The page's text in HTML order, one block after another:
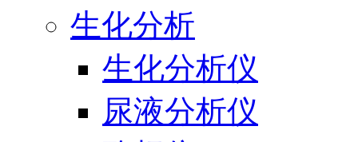
生化分析
生化分析仪
尿液分析仪